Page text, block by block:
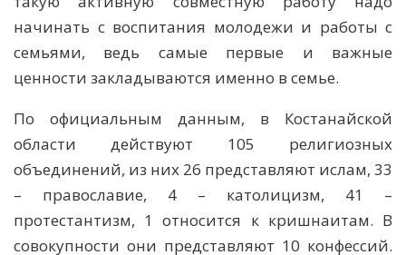
начинать с воспитания молодежи и работы с
семьями, ведь самые первые и важные
ценности закладываются именно в семье.
По официальным данным, в Костанайской
области действуют 105 религиозных
объединений, из них 26 представляют ислам, 33
– православие, 4 – католицизм, 41 –
протестантизм, 1 относится к кришнаитам. В
совокупности они представляют 10 конфессий.